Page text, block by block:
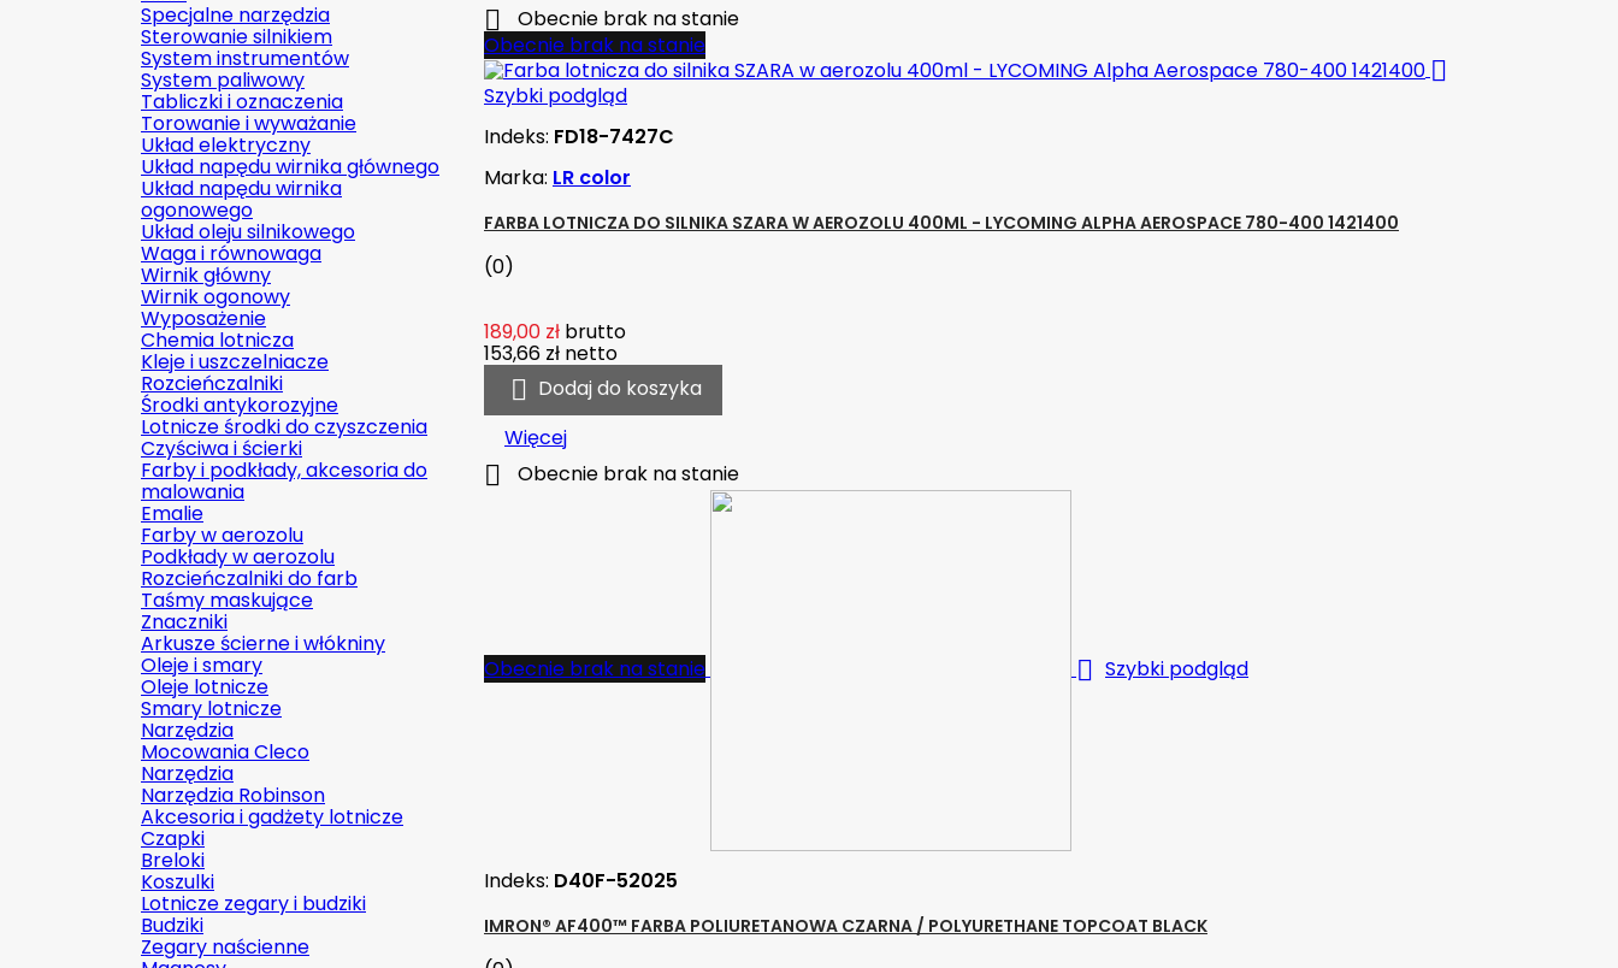
Specjalne narzędzia
Sterowanie silnikiem
System instrumentów
System paliwowy
Tabliczki i oznaczenia
Torowanie i wyważanie
Układ elektryczny
Układ napędu wirnika głównego
Układ napędu wirnika
ogonowego
Układ oleju silnikowego
Waga i równowaga
Wirnik główny
Wirnik ogonowy
Wyposażenie
Chemia lotnicza
Kleje i uszczelniacze
Rozcieńczalniki
Środki antykorozyjne
Lotnicze środki do czyszczenia
Czyściwa i ścierki
Farby i podkłady, akcesoria do
malowania
Emalie
Farby w aerozolu
Podkłady w aerozolu
Rozcieńczalniki do farb
Taśmy maskujące
Znaczniki
Arkusze ścierne i włókniny
Oleje i smary
Oleje lotnicze
Smary lotnicze
Narzędzia
Mocowania Cleco
Narzędzia
Narzędzia Robinson
Akcesoria i gadżety lotnicze
Czapki
Breloki
Koszulki
Lotnicze zegary i budziki
Budziki
Zegary naścienne

Obecnie brak na stanie
Obecnie brak na stanie

Szybki podgląd
Indeks: FD18-7427C
Marka: LR color
FARBA LOTNICZA DO SILNIKA SZARA W AEROZOLU 400ML - LYCOMING ALPHA AEROSPACE 780-400 1421400
(0)
189,00 zł brutto
153,66 zł netto
 Dodaj do koszyka
Więcej
 Obecnie brak na stanie
Obecnie brak na stanie  Szybki podgląd
Indeks: D40F-52025
IMRON® AF400™ FARBA POLIURETANOWA CZARNA / POLYURETHANE TOPCOAT BLACK